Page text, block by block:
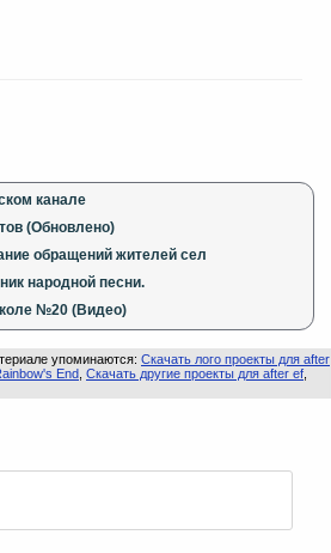
канале
(Обновлено)
обращений жителей сел
народной песни.
№20 (Видео)
упоминаются: Скачать лого проекты для after
End Скачать другие проекты для after ef